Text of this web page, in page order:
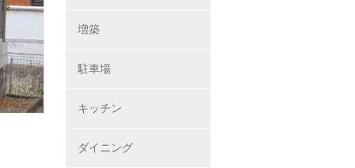
増築
駐車場
キッチン
ダイニング